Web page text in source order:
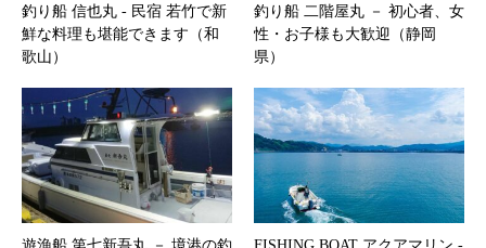
釣り船 信也丸 ‐ 民宿 若竹で新
鮮な料理も堪能できます（和
歌山）
釣り船 二階屋丸 － 初心者、女
性・お子様も大歓迎（静岡
県）